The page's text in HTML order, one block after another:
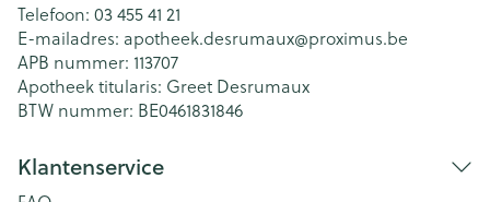
Telefoon: 03 455 41 21
E-mailadres: apotheek.desrumaux@proximus.be
APB nummer: 113707
Apotheek titularis: Greet Desrumaux
BTW nummer: BE0461831846
Klantenservice